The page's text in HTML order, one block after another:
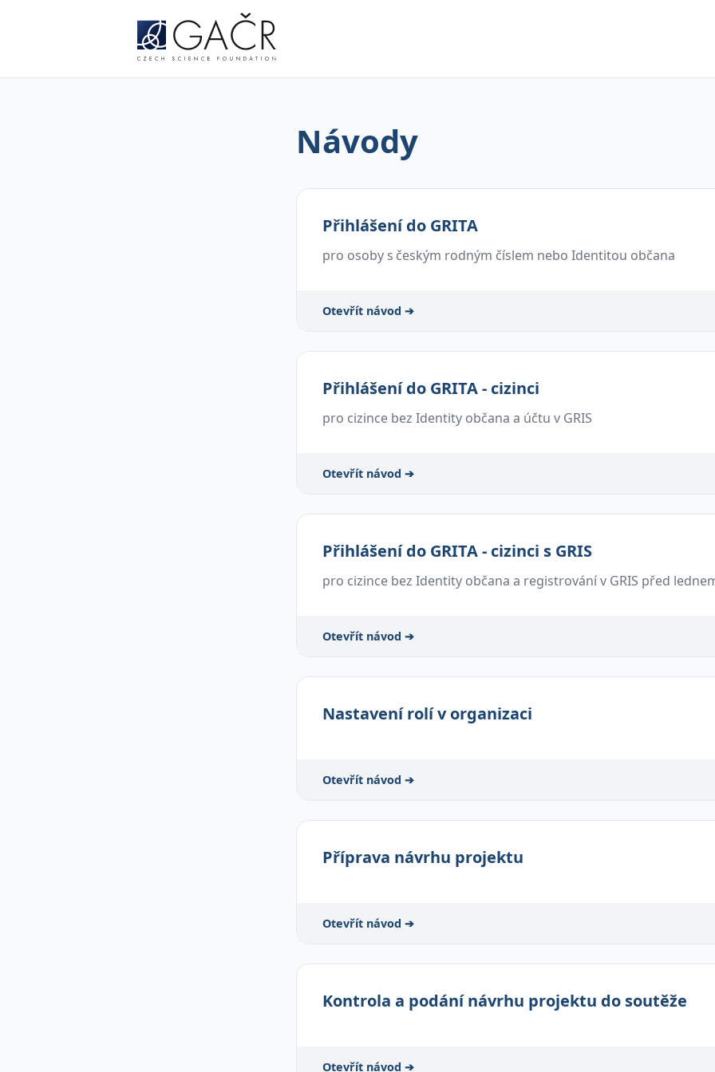
Návody
Přihlášení do GRITA
pro osoby s českým rodným číslem nebo Identitou občana
Otevřít návod ➔
Přihlášení do GRITA - cizinci
pro cizince bez Identity občana a účtu v GRIS
Otevřít návod ➔
Přihlášení do GRITA - cizinci s GRIS
pro cizince bez Identity občana a registrování v GRIS před
Otevřít návod ➔
Nastavení rolí v organizaci
Otevřít návod ➔
Příprava návrhu projektu
Otevřít návod ➔
Kontrola a podání návrhu projektu do soutěže
Otevřít návod ➔